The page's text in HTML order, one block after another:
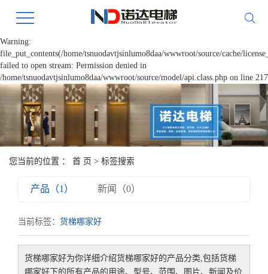
Warning:
file_put_contents(/home/tsnuodavtjsinlumo8daa/wwwroot/source/cache/
failed to open stream: Permission denied in
/home/tsnuodavtjsinlumo8daa/wwwroot/source/model/api.class.php on line 217
您当前的位置 ： 首 页 > 标签搜索
产品（1） 新闻（0）
当前标签： 货梯哪家好
货梯哪家好为你详细介绍货梯哪家好的产品分类,包括货梯
哪家好 下的所有产品的用途、型号、范围、图片、新闻及价